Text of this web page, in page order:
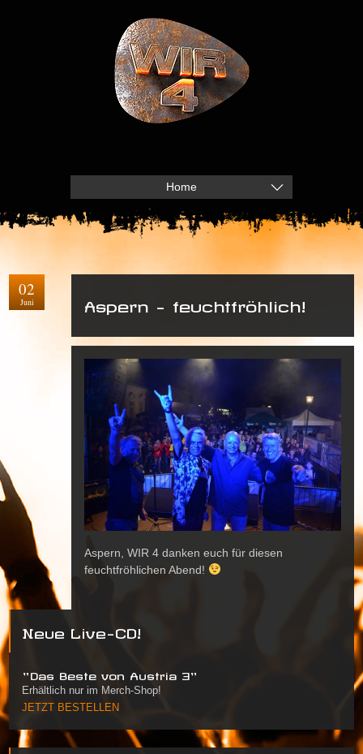
Home
02
Juni Aspern – feuchtfröhlich!
Aspern, WIR 4 danken euch für diesen
feuchtfröhlichen Abend!
Neue Live-CD!
"Das Beste von Austria 3"
Erhältlich nur im Merch-Shop!
JETZT BESTELLEN